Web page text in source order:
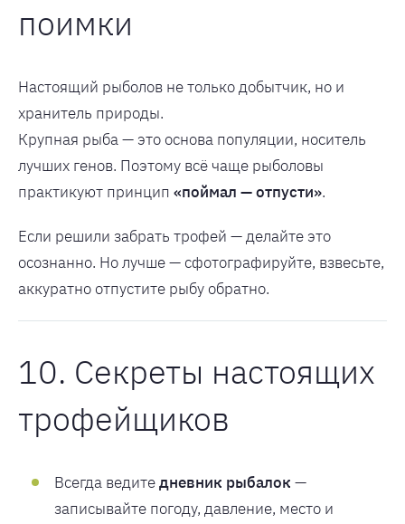
поимки
Настоящий рыболов не только добытчик, но и
хранитель природы.
Крупная рыба — это основа популяции, носитель
лучших генов. Поэтому всё чаще рыболовы
практикуют принцип «поймал — отпусти».
Если решили забрать трофей — делайте это
осознанно. Но лучше — сфотографируйте, взвесьте,
аккуратно отпустите рыбу обратно.
10. Секреты настоящих
трофейщиков
Всегда ведитедневник рыбалок —
записывайте погоду, давление, место и